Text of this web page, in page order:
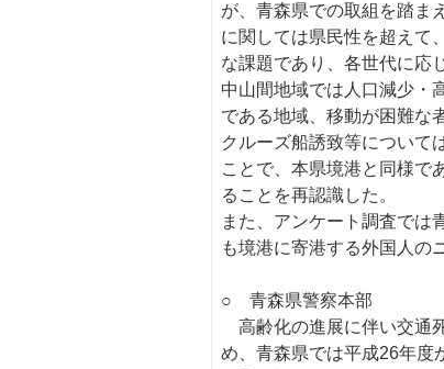
が、青森県での取組を踏ま
に関しては県民性を超えて
な課題であり、各世代に応
中山間地域では人口減少・
である地域、移動が困難な
クルーズ船誘致等について
ことで、本県境港と同様で
ることを再認識した。
また、アンケート調査では
も境港に寄港する外国人の
○ 青森県警察本部
高齢化の進展に伴い交通
め、青森県では平成26年度